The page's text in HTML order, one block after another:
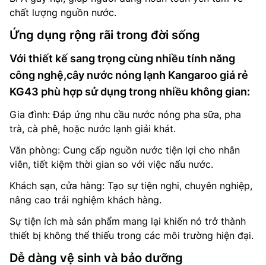
chất lượng nguồn nước.
Ứng dụng rộng rãi trong đời sống
Với thiết kế sang trọng cùng nhiều tính năng
công nghệ,cây nước nóng lạnh Kangaroo giá rẻ
KG43 phù hợp sử dụng trong nhiều không gian:
Gia đình: Đáp ứng nhu cầu nước nóng pha sữa, pha
trà, cà phê, hoặc nước lạnh giải khát.
Văn phòng: Cung cấp nguồn nước tiện lợi cho nhân
viên, tiết kiệm thời gian so với việc nấu nước.
Khách sạn, cửa hàng: Tạo sự tiện nghi, chuyên nghiệp,
nâng cao trải nghiệm khách hàng.
Sự tiện ích mà sản phẩm mang lại khiến nó trở thành
thiết bị không thể thiếu trong các môi trường hiện đại.
Dễ dàng vệ sinh và bảo dưỡng